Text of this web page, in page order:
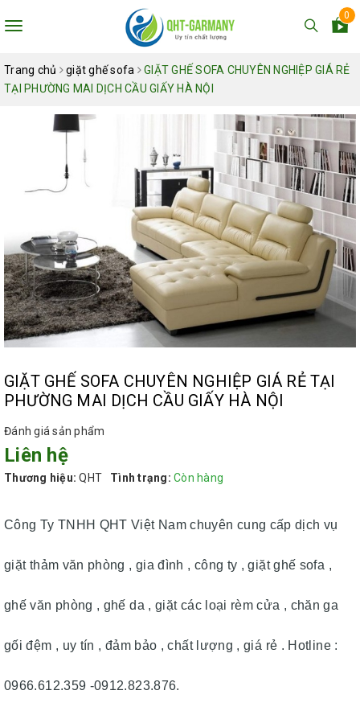
Toggle
0
Trang chủ giặt ghế sofa
GIẶT GHẾ SOFA CHUYÊN NGHIỆP GIÁ RẺ
TẠI PHƯỜNG MAI DỊCH CẦU GIẤY HÀ NỘI
GIẶT GHẾ SOFA CHUYÊN NGHIỆP GIÁ RẺ TẠI
PHƯỜNG MAI DỊCH CẦU GIẤY HÀ NỘI
Đánh giá sản phẩm
Liên hệ
Thương hiệu: QHT Tình trạng: Còn hàng
Công Ty TNHH QHT Việt Nam chuyên cung cấp dịch vụ
giặt thảm văn phòng , gia đình , công ty , giặt ghế sofa ,
ghế văn phòng , ghế da , giặt các loại rèm cửa , chăn ga
gối đệm , uy tín , đảm bảo , chất lượng , giá rẻ . Hotline :
0966.612.359 -0912.823.876.